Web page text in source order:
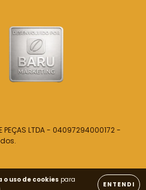
uso de cookies para
ENTENDI
PEÇAS LTDA - 04097294000172 -